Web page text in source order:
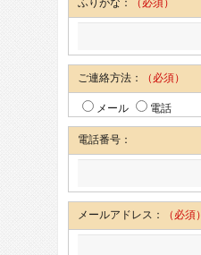
ご連絡方法：
（必須）
メール
電話
電話番号：
メールアドレス： （必須）